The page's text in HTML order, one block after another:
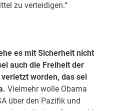
zu verteidigen.“
es mit Sicherheit nicht
auch die Freiheit der
worden, das sei
Vielmehr wolle Obama
über den Pazifik und